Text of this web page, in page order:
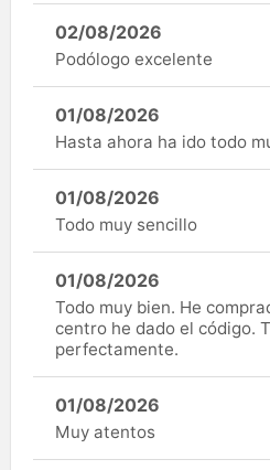
02/08/2026
Podólogo excelente
01/08/2026
Hasta ahora ha ido todo
01/08/2026
Todo muy sencillo
01/08/2026
Todo muy bien. He
centro he dado el código.
perfectamente.
01/08/2026
Muy atentos